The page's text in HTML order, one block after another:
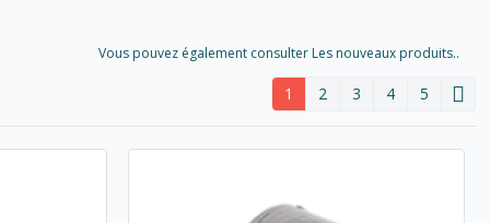
Vous pouvez également consulter Les nouveaux produits..
1 2 3 4 5